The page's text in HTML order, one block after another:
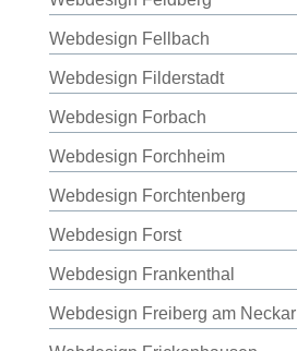
Webdesign Fellbach
Webdesign Filderstadt
Webdesign Forbach
Webdesign Forchheim
Webdesign Forchtenberg
Webdesign Forst
Webdesign Frankenthal
Webdesign Freiberg am Neckar